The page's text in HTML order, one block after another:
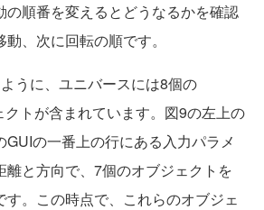
の順番を変えるとどうなるかを確認
、次に回転の順です。
うに、ユニバースには8個の
トが含まれています。図9の左上の
GUIの一番上の行にある入力パラメ
離と方向で、7個のオブジェクトを
す。この時点で、これらのオブジェ